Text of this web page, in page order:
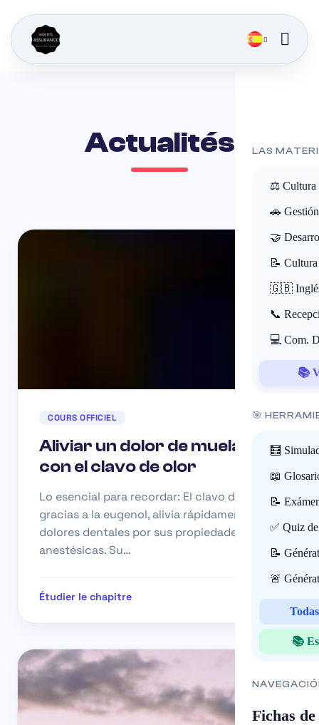
LAS
⚖️ Cultura
🚗
🤝
📝
🇬🇧
📞
💻 Com.
📚
🎯
🧮
📖
📝
✅ Quiz
📝
🚨
📚
Fichas
Actualités
COURS OFFICIEL
Aliviar un dolor de muelas
con el clavo de olor
Lo esencial para recordar: El clavo de olor,
gracias a la eugenol, alivia rápidamente los
dolores dentales por sus propiedades
anestésicas. Su…
Étudier le chapitre